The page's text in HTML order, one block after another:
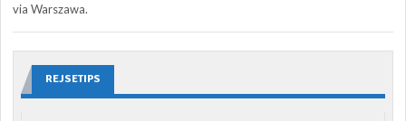
via Warszawa.
REJSETIPS